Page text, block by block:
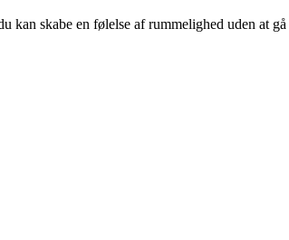
kan skabe en følelse af rummelighed uden at gå